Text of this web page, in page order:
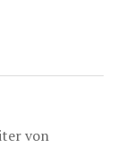
von